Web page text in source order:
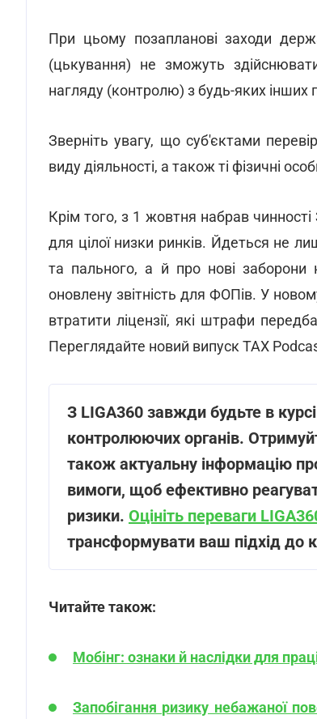
При цьому позапланові заходи
(цькування) не зможуть
нагляду (контролю) з будь-яких інших
Зверніть увагу, що суб'єктами
виду діяльності, а також ті фізичні
Крім того, з 1 жовтня набрав
для цілої низки ринків. Йдеться не
та пального, а й про нові заборони
оновлену звітність для ФОПів. У
втратити ліцензії, які штрафи
Переглядайте новий випуск TAX
З LIGA360 завжди будьте в
контролюючих органів.
також актуальну інформацію
вимоги, щоб ефективно
ризики. Оцініть переваги
трансформувати ваш підхід до
Читайте також:
Мобінг: ознаки й наслідки для
Запобігання ризику небажаної